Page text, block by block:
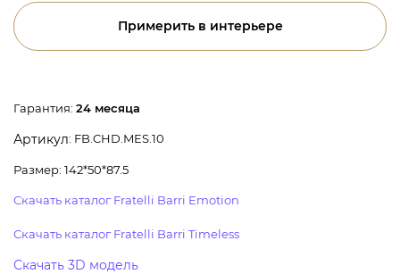
Примерить в интерьере
Гарантия: 24 месяца
Артикул: FB.CHD.MES.10
Размер: 142*50*87.5
Скачать каталог Fratelli Barri Emotion
Скачать каталог Fratelli Barri Timeless
Скачать 3D модель